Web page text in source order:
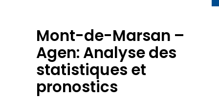
Mont-de-Marsan –
Agen: Analyse des
statistiques et
pronostics